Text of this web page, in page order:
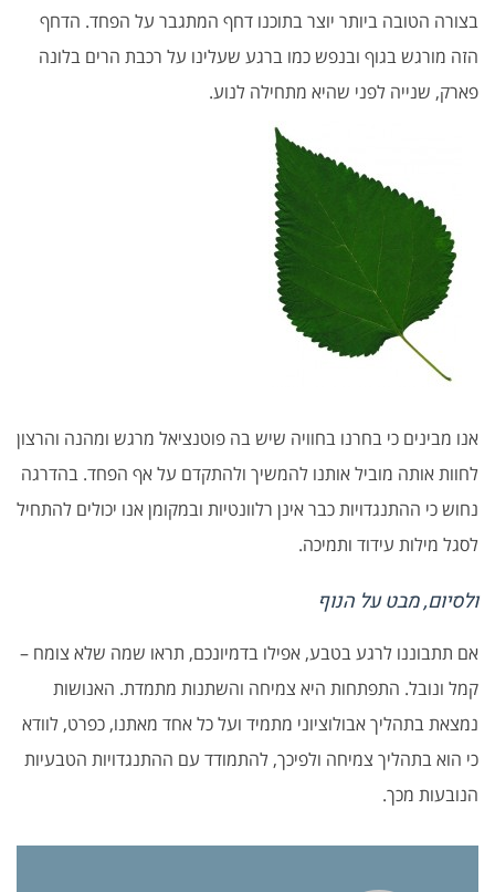
בצורה הטובה ביותר יוצר בתוכנו דחף המתגבר על הפחד. הדחף
הזה מורגש בגוף ובנפש כמו ברגע שעלינו על רכבת הרים בלונה
פארק, שנייה לפני שהיא מתחילה לנוע.
אנו מבינים כי בחרנו בחוויה שיש בה פוטנציאל מרגש ומהנה והרצון
לחוות אותה מוביל אותנו להמשיך ולהתקדם על אף הפחד. בהדרגה
נחוש כי ההתנגדויות כבר אינן רלוונטיות ובמקומן אנו יכולים להתחיל
לסגל מילות עידוד ותמיכה.
ולסיום, מבט על הנוף
אם תתבוננו לרגע בטבע, אפילו בדמיונכם, תראו שמה שלא צומח –
קמל ונובל. התפתחות היא צמיחה והשתנות מתמדת. האנושות
נמצאת בתהליך אבולוציוני מתמיד ועל כל אחד מאתנו, כפרט, לוודא
כי הוא בתהליך צמיחה ולפיכך, להתמודד עם ההתנגדויות הטבעיות
הנובעות מכך.